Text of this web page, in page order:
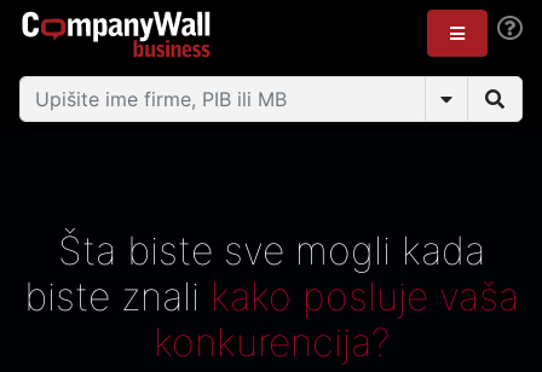
Šta biste sve mogli kada
biste znali kako posluje vaša
konkurencija?